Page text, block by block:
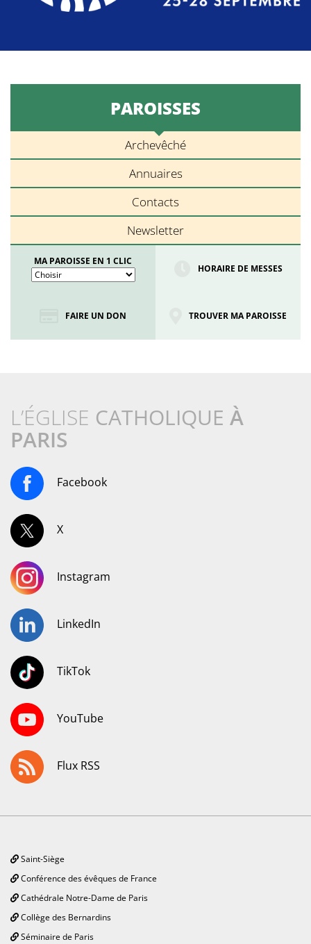
PAROISSES
Archevêché
Annuaires
Contacts
Newsletter
MA PAROISSE EN 1 CLIC
HORAIRE DE MESSES
FAIRE UN DON TROUVER MA PAROISSE
L’ÉGLISE CATHOLIQUE À
PARIS
Facebook
X
Instagram
LinkedIn
TikTok
YouTube
Flux RSS
Saint-Siège
Conférence des évêques de France
Cathédrale Notre-Dame de Paris
Collège des Bernardins
Séminaire de Paris